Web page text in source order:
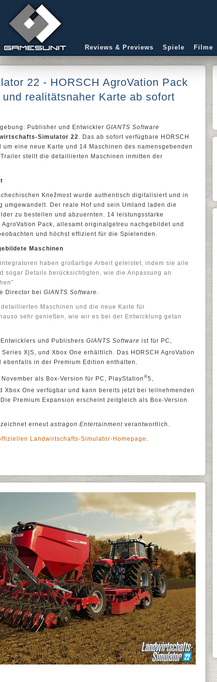
Reviews & Previews Spiele Filme
22 - HORSCH AgroVation Pack
realitätsnaher Karte ab sofort
Publisher und Entwickler GIANTS Software
Simulator 22. Das ab sofort verfügbare HORSCH
eine neue Karte und 14 Maschinen des namensgebenden
stellt die detaillierten Maschinen inmitten der
Knežmost wurde authentisch digitalisiert und in
umgewandelt. Der reale Hof und sein Umland laden die
zu bestellen und abzuernten. 14 leistungsstarke
Pack, allesamt originalgetreu nachgebildet und
und höchst effizient für die Spielenden.
Maschinen
haben großartige Arbeit geleistet, indem sie alle
sogar Details berücksichtigten, wie die Anpassung an
Director bei GIANTS Software.
Maschinen und die neue Karte für
sehr genießen, wie wir es bei der Entwicklung getan
und Publishers GIANTS Software ist für PC,
Series X|S, und Xbox One erhältlich. Das HORSCH AgroVation
ebenfalls in der Premium Edition enthalten.
als Box-Version für PC, PlayStation®5,
Xbox One verfügbar und kann bereits jetzt bei teilnehmenden
Premium Expansion erscheint zeitgleich als Box-Version
erneut astragon Entertainment verantwortlich.
Landwirtschafts-Simulator-Homepage .